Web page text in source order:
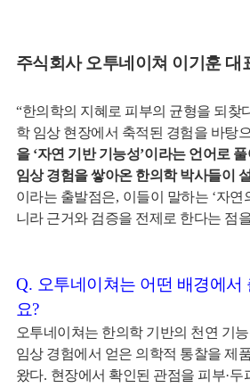
주식회사 오투네이쳐 이기훈 대
“한의학의 지혜로 피부의 균형을 되찾
학 임상 현장에서 축적된 경험을 바탕
을 ‘자연 기반 기능성’이라는 언어로
임상 경험을 쌓아온 한의학 박사들이
이라는 출발점은, 이들이 말하는 ‘자연
니라 근거와 검증을 전제로 한다는 점
Q. 오투네이쳐는 어떤 배경에서
요?
오투네이쳐는 한의학 기반의 천연 기
임상경험에서 얻은 의학적 통찰을 제
왔다. 현장에서 확인된 관점을 피부·두